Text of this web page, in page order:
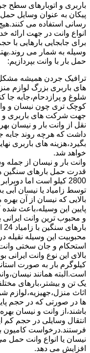
باربری و اتوبارهای سطح
پیکان به عنوان وسایل
رسانی استفاده می
انواع وانت در جهت ارائه
برای جابجایی بارهایی با
وسیله به شمار می
حمل بار با وانت بپردازیم:
ترافیک جردن همیشه
های باربری بزرگ لوازم
شلوغ و پرازدحام،جابه
کوچک تری چون نیسان و
جهت شرکت های باربری و
نقل از وانت بار و نیسان
داشت که هرچه روند جابه
بگیرد،هزینه های باربری
خواهد شد.
وانت بار و نیسان از جمله
قدرت حمل بارهای سنگین
توسط زامیاد یا نیسان
بالایی که نیسان از آن
پایین این وسیله،باعث شده
و محبوب ترین وانت
محبوبیت این وسیله
استحکام و جان سختی
کیلوگرم بار به صورت
است.البته همانند
یک تن و بیشتر،بارهای
اثاث منزل،جهیزیه،لوازم
ها در صورتی که در حجم
باشند،از وانت و نیسان
انتقال وسایلی در حجم کم
فرستند.درخواست کامیون
نیسان یا انواع وانت حمل
افزایش می دهد.